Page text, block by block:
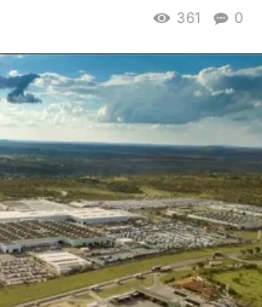
0
361